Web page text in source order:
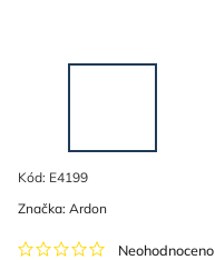
Kód: E4199
Neohodnoceno
Značka: Ardon